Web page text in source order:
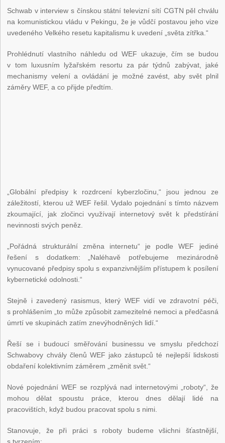
Schwab v interview s čínskou státní televizní sítí CGTN pěl chválu
na komunistickou vládu v Pekingu, že je vůdčí postavou jeho vize
uvedeného Velkého resetu kapitalismu k uvedení „světa zítřka.“
Prohlédnutí vlastního náhledu od WEF ukazuje, čím se budou
v tom luxusním lyžařském resortu za pár týdnů zabývat, jaké
mechanismy velení a ovládání je možné zavést, aby svět plnil
záměry WEF, a co přijde předtím.
„Globální předpisy k rozdrcení kyberzločinu,“ jsou jednou ze
záležitostí, kterou už WEF řešil. Vydalo pojednání s tímto názvem
zkoumající, jak zločinci využívají internetový svět k předstírání
nevinnosti svých peněz.
„Pořádná strukturální změna internetu“ je podle WEF jediné
řešení s dodatkem: „Naléhavě potřebujeme mezinárodně
vynucované předpisy spolu s expanzivnějším přístupem k posílení
kybernetické odolnosti.“
Stejně i zavedený rasismus, který WEF vidí ve zdravotní péči,
s prohlášením „to může způsobit zamezitelné nemoci a předčasná
úmrtí ve skupinách zatím znevýhodněných lidí.“
Řeší se i budoucí směřování businessu ve smyslu předchozí
Schwabovy chvály členů WEF jako zástupců té nejlepší lidskosti
obdaření kolektivním záměrem „změnit svět.“
Nové pojednání WEF se rozplývá nad internetovými „roboty“, že
mohou dělat spoustu práce, kterou dnes dělají lidé na
pracovištích, když budou pracovat spolu s nimi.
Stanovuje, že při práci s roboty budeme všichni šťastnější,